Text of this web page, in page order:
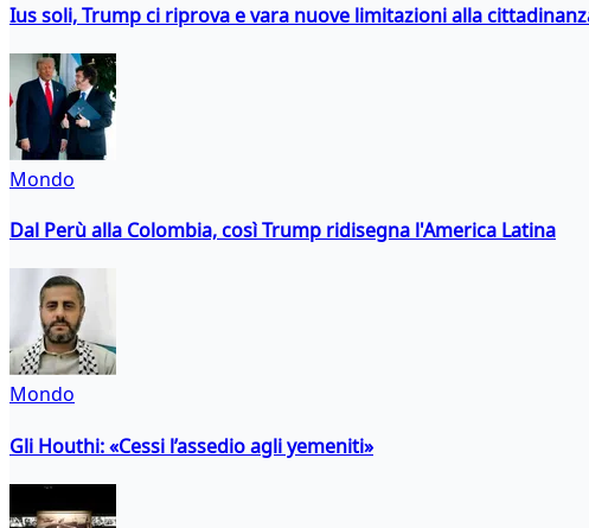
Ius soli, Trump ci riprova e vara nuove limitazioni alla
Mondo
Dal Perù alla Colombia, così Trump ridisegna l'America Latina
Mondo
Gli Houthi: «Cessi l’assedio agli yemeniti»